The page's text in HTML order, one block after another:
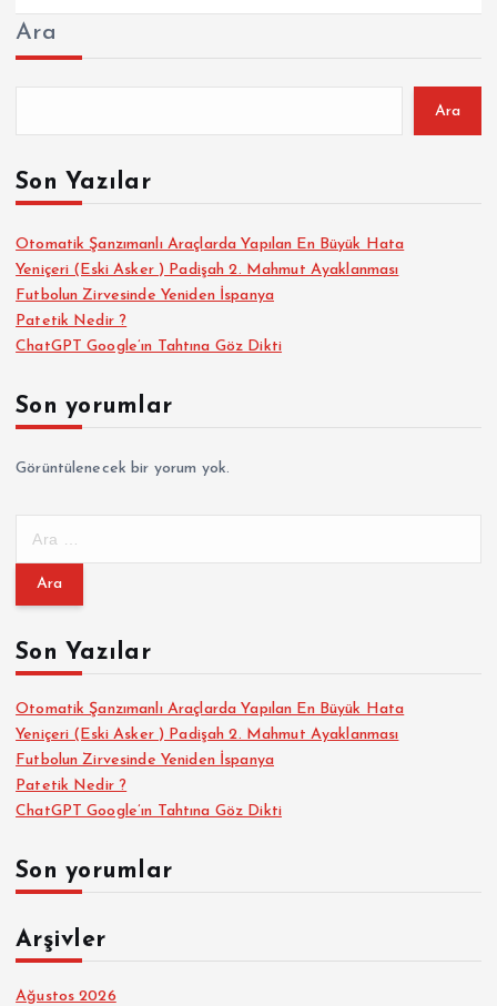
Ara
Ara
Son Yazılar
Otomatik Şanzımanlı Araçlarda Yapılan En Büyük Hata
Yeniçeri (Eski Asker ) Padişah 2. Mahmut Ayaklanması
Futbolun Zirvesinde Yeniden İspanya
Patetik Nedir ?
ChatGPT Google’ın Tahtına Göz Dikti
Son yorumlar
Görüntülenecek bir yorum yok.
m
:Son Yazılar
Otomatik Şanzımanlı Araçlarda Yapılan En Büyük Hata
Yeniçeri (Eski Asker ) Padişah 2. Mahmut Ayaklanması
Futbolun Zirvesinde Yeniden İspanya
Patetik Nedir ?
ChatGPT Google’ın Tahtına Göz Dikti
Son yorumlar
Arşivler
Ağustos 2026